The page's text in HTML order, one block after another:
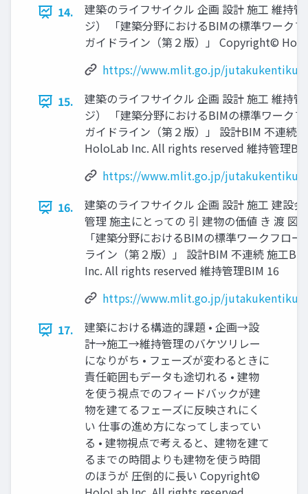
14.
建築のライフサイクル 企画 設計 施工 維持
ジ） 「建築分野におけるBIMの標準ワーク
ガイドライン（第２版）」 Copyright©
https://www.mlit.go.jp/jutakukentiku/
15.
建築のライフサイクル 企画 設計 施工 維持
ジ） 「建築分野におけるBIMの標準ワーク
ガイドライン（第２版）」 設計BIM 不連続
HoloLab Inc. All rights reserved 維持管理
https://www.mlit.go.jp/jutakukentiku/
16.
建築のライフサイクル 企画 設計 施工 建設
管理 施主にとっての 引 建物の価値 き 渡 図
「建築分野におけるBIMの標準ワークフロ
ライン（第２版）」 設計BIM 不連続 施工
Inc. All rights reserved 維持管理BIM 16
https://www.mlit.go.jp/jutakukentiku/
17.
建築における構造的課題 • 企画→設
計→施工→維持管理のバケツリレー
になりがち • フェーズが変わるときに
責任範囲もデータも途切れる • 建物
を使う視点でのフィードバックが建
物を建てるフェーズに反映されにく
い 仕事の進め方になってしまってい
る • 建物視点で考えると、建物を建て
るまでの時間よりも建物を使う時間
のほうが 圧倒的に長い Copyright©